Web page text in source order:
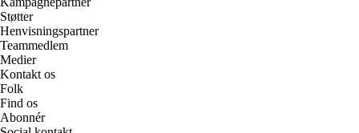
Støtter
Henvisningspartner
Teammedlem
Medier
Kontakt os
Folk
Find os
Abonnér